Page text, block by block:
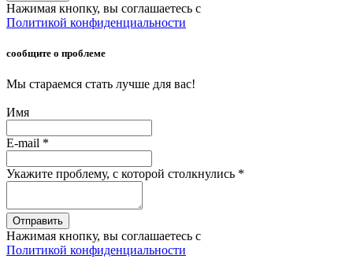
Нажимая кнопку, вы соглашаетесь с
Политикой конфиденциальности
сообщите о проблеме
Мы стараемся стать лучше для вас!
Имя
E-mail *
Укажите проблему, с которой столкнулись *
Отправить
Нажимая кнопку, вы соглашаетесь с
Политикой конфиденциальности